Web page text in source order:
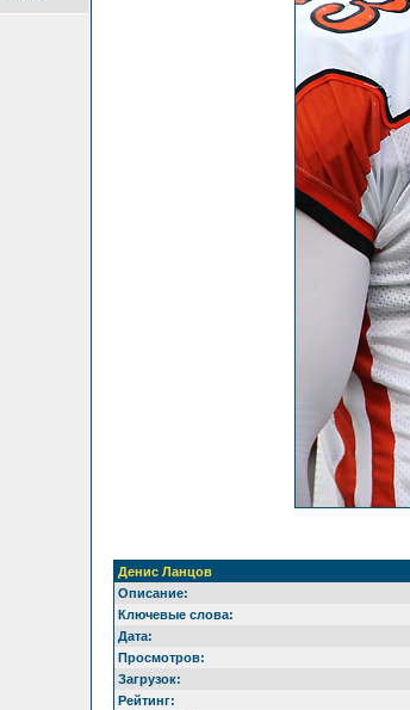
Денис Ланцов
Описание:
Ключевые слова:
Дата:
Просмотров:
Загрузок:
Рейтинг: